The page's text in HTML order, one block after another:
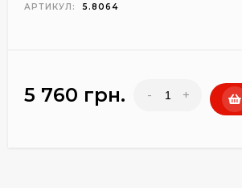
АРТИКУЛ: 5.8064
5 760 грн. - +